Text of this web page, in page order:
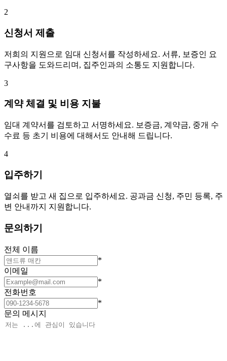
2
신청서 제출
저희의 지원으로 임대 신청서를 작성하세요. 서류, 보증인 요
구사항을 도와드리며, 집주인과의 소통도 지원합니다.
3
계약 체결 및 비용 지불
임대 계약서를 검토하고 서명하세요. 보증금, 계약금, 중개 수
수료 등 초기 비용에 대해서도 안내해 드립니다.
4
입주하기
열쇠를 받고 새 집으로 입주하세요. 공과금 신청, 주민 등록, 주
변 안내까지 지원합니다.
문의하기
전체 이름
*
이메일
*
전화번호
*
문의 메시지